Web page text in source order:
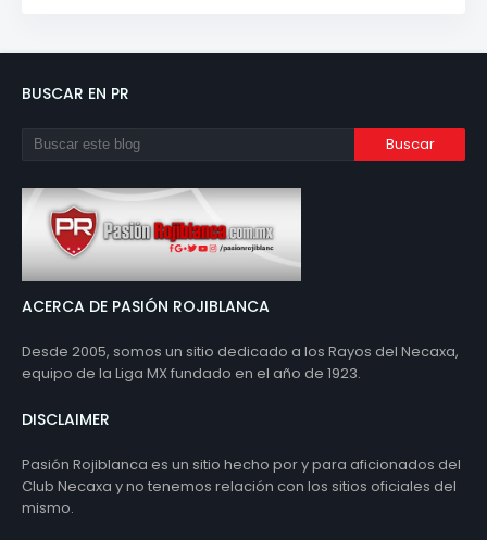
BUSCAR EN PR
ACERCA DE PASIÓN ROJIBLANCA
Desde 2005, somos un sitio dedicado a los Rayos del Necaxa,
equipo de la Liga MX fundado en el año de 1923.
DISCLAIMER
Pasión Rojiblanca es un sitio hecho por y para aficionados del
Club Necaxa y no tenemos relación con los sitios oficiales del
mismo.